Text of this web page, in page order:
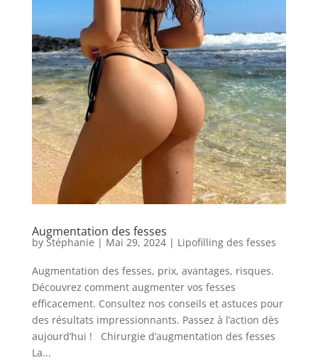
Augmentation des fesses
by Stéphanie | Mai 29, 2024| Lipofilling des fesses
Augmentation des fesses, prix, avantages, risques.
Découvrez comment augmenter vos fesses
efficacement. Consultez nos conseils et astuces pour
des résultats impressionnants. Passez à l’action dès
aujourd’hui ! Chirurgie d’augmentation des fesses
La...